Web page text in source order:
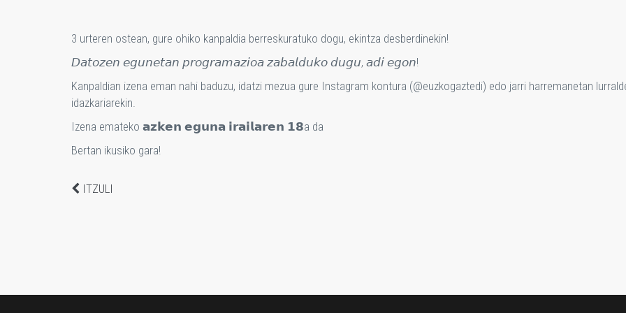
3 urteren ostean, gure ohiko kanpaldia berreskuratuko dogu, ekintza desberdinekin!
𝘋𝘢𝘵𝘰𝘻𝘦𝘯 𝘦𝘨𝘶𝘯𝘦𝘵𝘢𝘯 𝘱𝘳𝘰𝘨𝘳𝘢𝘮𝘢𝘻𝘪𝘰𝘢 𝘻𝘢𝘣𝘢𝘭𝘥𝘶𝘬𝘰 𝘥𝘶𝘨𝘶, 𝘢𝘥𝘪 𝘦𝘨𝘰𝘯!
Kanpaldian izena eman nahi baduzu, idatzi mezua gure Instagram kontura (@euzkogaztedi) edo jarri harremanetan
idazkariarekin.
Izena emateko 𝗮𝘇𝗸𝗲𝗻 𝗲𝗴𝘂𝗻𝗮 𝗶𝗿𝗮𝗶𝗹𝗮𝗿𝗲𝗻 𝟭𝟴a da
Bertan ikusiko gara!
ITZULI